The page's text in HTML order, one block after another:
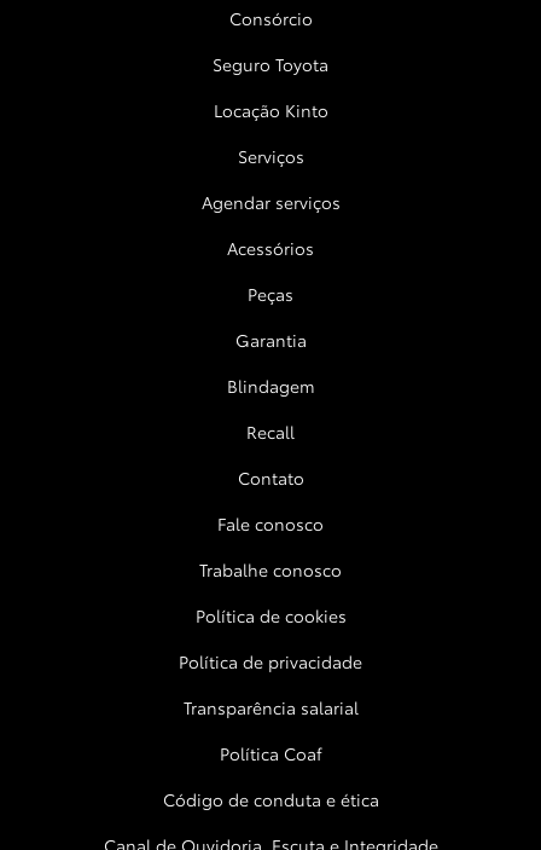
Consórcio
Seguro Toyota
Locação Kinto
Serviços
Agendar serviços
Acessórios
Peças
Garantia
Blindagem
Recall
Contato
Fale conosco
Trabalhe conosco
Política de cookies
Política de privacidade
Transparência salarial
Política Coaf
Código de conduta e ética
Canal de Ouvidoria, Escuta e Integridade